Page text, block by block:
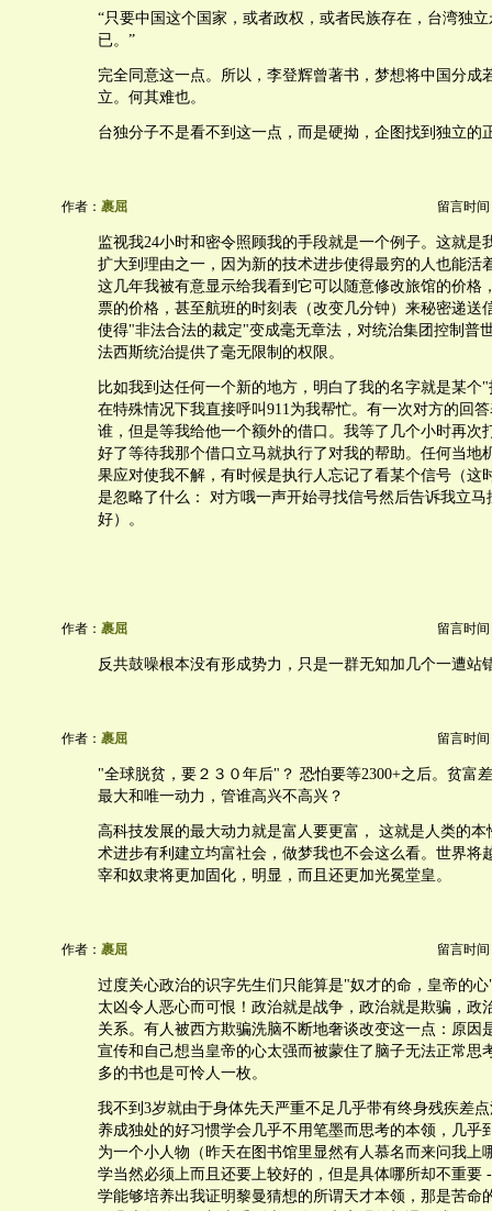
“只要中国这个国家，或者政权，或者民族存在，台湾独
已。”
完全同意这一点。所以，李登辉曾著书，梦想将中国分成
立。何其难也。
台独分子不是看不到这一点，而是硬拗，企图找到独立的
作者： 裹屈 留言时间
监视我24小时和密令照顾我的手段就是一个例子。这就是
扩大到理由之一，因为新的技术进步使得最穷的人也能活
这几年我被有意显示给我看到它可以随意修改旅馆的价格
票的价格，甚至航班的时刻表（改变几分钟）来秘密递送
使得"非法合法的裁定"变成毫无章法，对统治集团控制普
法西斯统治提供了毫无限制的权限。
比如我到达任何一个新的地方，明白了我的名字就是某个
在特殊情况下我直接呼叫911为我帮忙。有一次对方的回
谁，但是等我给他一个额外的借口。我等了几个小时再次
好了等待我那个借口立马就执行了对我的帮助。任何当地
果应对使我不解，有时候是执行人忘记了看某个信号（这
是忽略了什么： 对方哦一声开始寻找信号然后告诉我立马
好）。
作者： 裹屈 留言时间
反共鼓噪根本没有形成势力，只是一群无知加几个一遭站
作者： 裹屈 留言时间
"全球脱贫，要２３０年后"？ 恐怕要等2300+之后。贫富
最大和唯一动力，管谁高兴不高兴？
高科技发展的最大动力就是富人要更富， 这就是人类的本
术进步有利建立均富社会，做梦我也不会这么看。世界将
宰和奴隶将更加固化，明显，而且还更加光冕堂皇。
作者： 裹屈 留言时间
过度关心政治的识字先生们只能算是"奴才的命，皇帝的
太凶令人恶心而可恨！政治就是战争，政治就是欺骗，政
关系。有人被西方欺骗洗脑不断地奢谈改变这一点：原因
宣传和自己想当皇帝的心太强而被蒙住了脑子无法正常思
多的书也是可怜人一枚。
我不到3岁就由于身体先天严重不足几乎带有终身残疾差
养成独处的好习惯学会几乎不用笔墨而思考的本领，几乎
为一个小人物（昨天在图书馆里显然有人慕名而来问我上
学当然必须上而且还要上较好的，但是具体哪所却不重要
学能够培养出我证明黎曼猜想的所谓天才本领，那是苦命